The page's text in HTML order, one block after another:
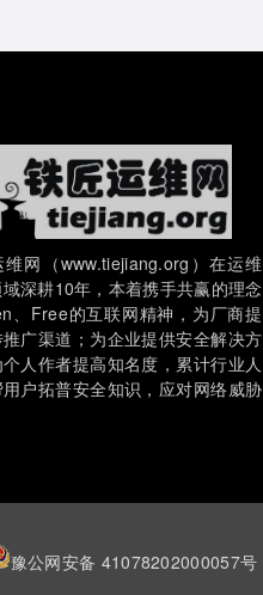
维网（www.tiejiang.org）在运维
深耕10年，本着携手共赢的理念
、Free的互联网精神，为厂商提
广渠道；为企业提供安全解决方
人作者提高知名度，累计行业人
户拓普安全知识，应对网络威胁
豫公网安备 41078202000057号